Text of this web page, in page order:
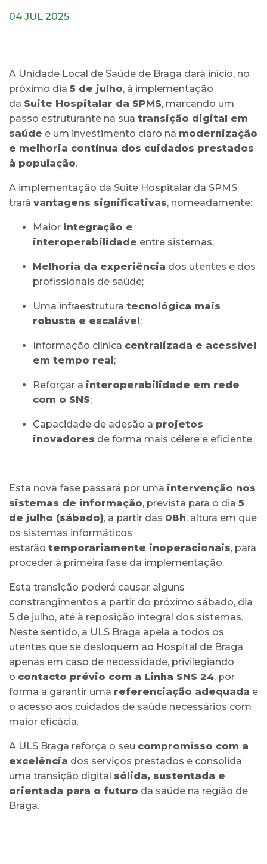
04 JUL 2025
A Unidade Local de Saúde de Braga dará início, no
próximo dia 5 de julho, à implementação
da Suite Hospitalar da SPMS, marcando um
passo estruturante na sua transição digital em
saúde e um investimento claro na modernização
e melhoria contínua dos cuidados prestados
à população.
A implementação da Suite Hospitalar da SPMS
trará vantagens significativas, nomeadamente:
Maior integração e
interoperabilidade entre sistemas;
Melhoria da experiência dos utentes e dos
profissionais de saúde;
Uma infraestrutura tecnológica mais
robusta e escalável;
Informação clínica centralizada e acessível
em tempo real;
Reforçar a interoperabilidade em rede
com o SNS;
Capacidade de adesão a projetos
inovadores de forma mais célere e eficiente.
Esta nova fase passará por uma intervenção nos
sistemas de informação, prevista para o dia 5
de julho (sábado), a partir das 08h, altura em que
os sistemas informáticos
estarão temporariamente inoperacionais, para
proceder à primeira fase da implementação.
Esta transição poderá causar alguns
constrangimentos a partir do próximo sábado, dia
5 de julho, até à reposição integral dos sistemas.
Neste sentido, a ULS Braga apela a todos os
utentes que se desloquem ao Hospital de Braga
apenas em caso de necessidade, privilegiando
o contacto prévio com a Linha SNS 24, por
forma a garantir uma referenciação adequada e
o acesso aos cuidados de saúde necessários com
maior eficácia.
A ULS Braga reforça o seu compromisso com a
excelência dos serviços prestados e consolida
uma transição digital sólida, sustentada e
orientada para o futuro da saúde na região de
Braga.